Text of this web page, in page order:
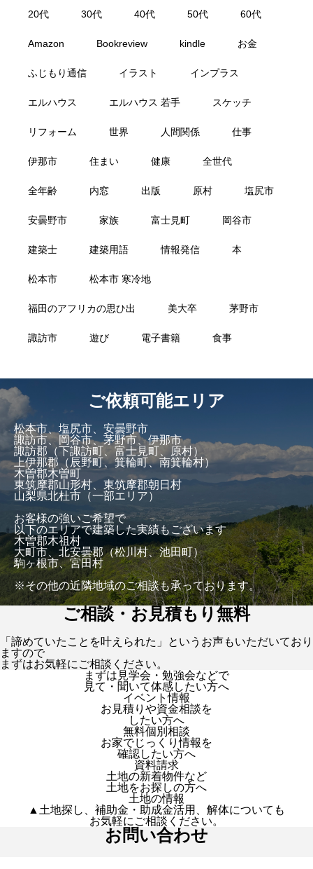
20代 30代 40代 50代 60代
Amazon Bookreview kindle お金
ふじもり通信 イラスト インプラス
エルハウス エルハウス 若手 スケッチ
リフォーム 世界 人間関係 仕事
伊那市 住まい 健康 全世代
全年齢 内窓 出版 原村 塩尻市
安曇野市 家族 富士見町 岡谷市
建築士 建築用語 情報発信 本
松本市 松本市 寒冷地
福田のアフリカの思ひ出 美大卒 茅野市
諏訪市 遊び 電子書籍 食事
ご依頼可能エリア
松本市、塩尻市、安曇野市
諏訪市、岡谷市、茅野市、伊那市
諏訪郡（下諏訪町、富士見町、原村）
上伊那郡（辰野町、箕輪町、南箕輪村）
木曽郡木曽町
東筑摩郡山形村、東筑摩郡朝日村
山梨県北杜市（一部エリア）
お客様の強いご希望で
以下のエリアで建築した実績もございます
木曽郡木祖村
大町市、北安曇郡（松川村、池田町）
駒ヶ根市、宮田村
※その他の近隣地域のご相談も承っております。
ご相談・お見積もり無料
「諦めていたことを叶えられた」というお声もいただいており
ますので
まずはお気軽にご相談ください。
まずは見学会・勉強会などで
見て・聞いて体感したい方へ
イベント情報
お見積りや資金相談を
したい方へ
無料個別相談
お家でじっくり情報を
確認したい方へ
資料請求
土地の新着物件など
土地をお探しの方へ
土地の情報
▲土地探し、補助金・助成金活用、解体についても
お気軽にご相談ください。
お問い合わせ